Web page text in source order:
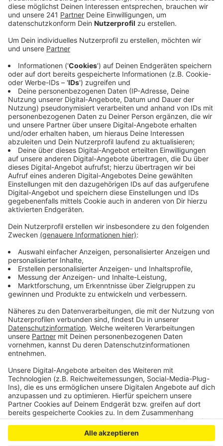
Anzeige
Nordeifel-Marathon über eine Länge von 212
Kilometern und über insgesamt 2.800
Höhenmetern.
Veröffentlicht: Mittwoch, 22.05.2024 07:23
Anzeige
Die Strecken der Tour orientieren sich an einem Netz
aus asphaltierten und landwirtschaftlichen Wegen und
führen durch die Landschaft der Eifel, heißt es vom
Radsportverein. An den Strecken wird es drei
Verpflegungsstationen für die Teilnehmer geben und
auch E-Bikes sind ausdrücklich erlaubt. Allerdings gibt
es für diese auf der Strecke keine Ladesäulen. Die
meisten Strecken sollten sich jedoch mit gut
geladener Batterie bewältigen lassen.
Start und Ziel ist die Ohm-Mirgel-Halle in Euskirchen,
Erftstraße 32. Parkplätze sind vor Ort vorhanden.
Startzeiten sind von 06:30 Uhr bis 13:00 Uhr, je nach
Streckenlänge. Weitere Informationen sind auf der
Homepage des RSV 1896 Euskirchen e.V. unter
www.rsv-euskirchen.de zu finden.
Anzeige